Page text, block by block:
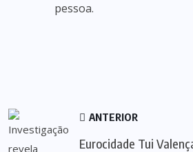
pessoa.
ANTERIOR
Eurocidade Tui